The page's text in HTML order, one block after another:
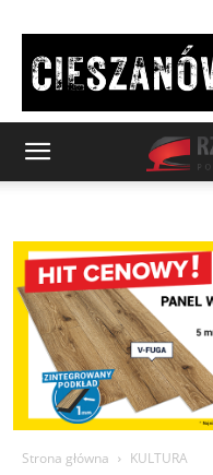
Strona główna KULTURA